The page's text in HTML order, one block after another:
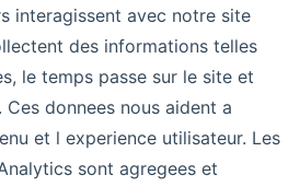
interagissent avec notre site
des informations telles
le temps passe sur le site et
donnees nous aident a
et l experience utilisateur. Les
sont agregees et